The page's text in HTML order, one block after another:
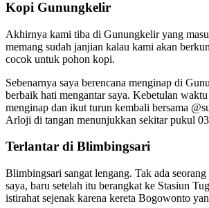
Kopi Gunungkelir
Akhirnya kami tiba di Gunungkelir yang
memang sudah janjian kalau kami akan
cocok untuk pohon kopi.
Sebenarnya saya berencana menginap di
berbaik hati mengantar saya. Kebetulan
menginap dan ikut turun kembali bersama
Arloji di tangan menunjukkan sekitar pukul
Terlantar di Blimbingsari
Blimbingsari sangat lengang. Tak ada
saya, baru setelah itu berangkat ke Stasiun
istirahat sejenak karena kereta Bogowonto